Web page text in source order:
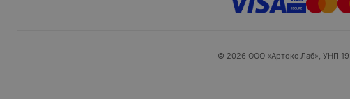
© 2026 ООО «Артокс Лаб», УНП